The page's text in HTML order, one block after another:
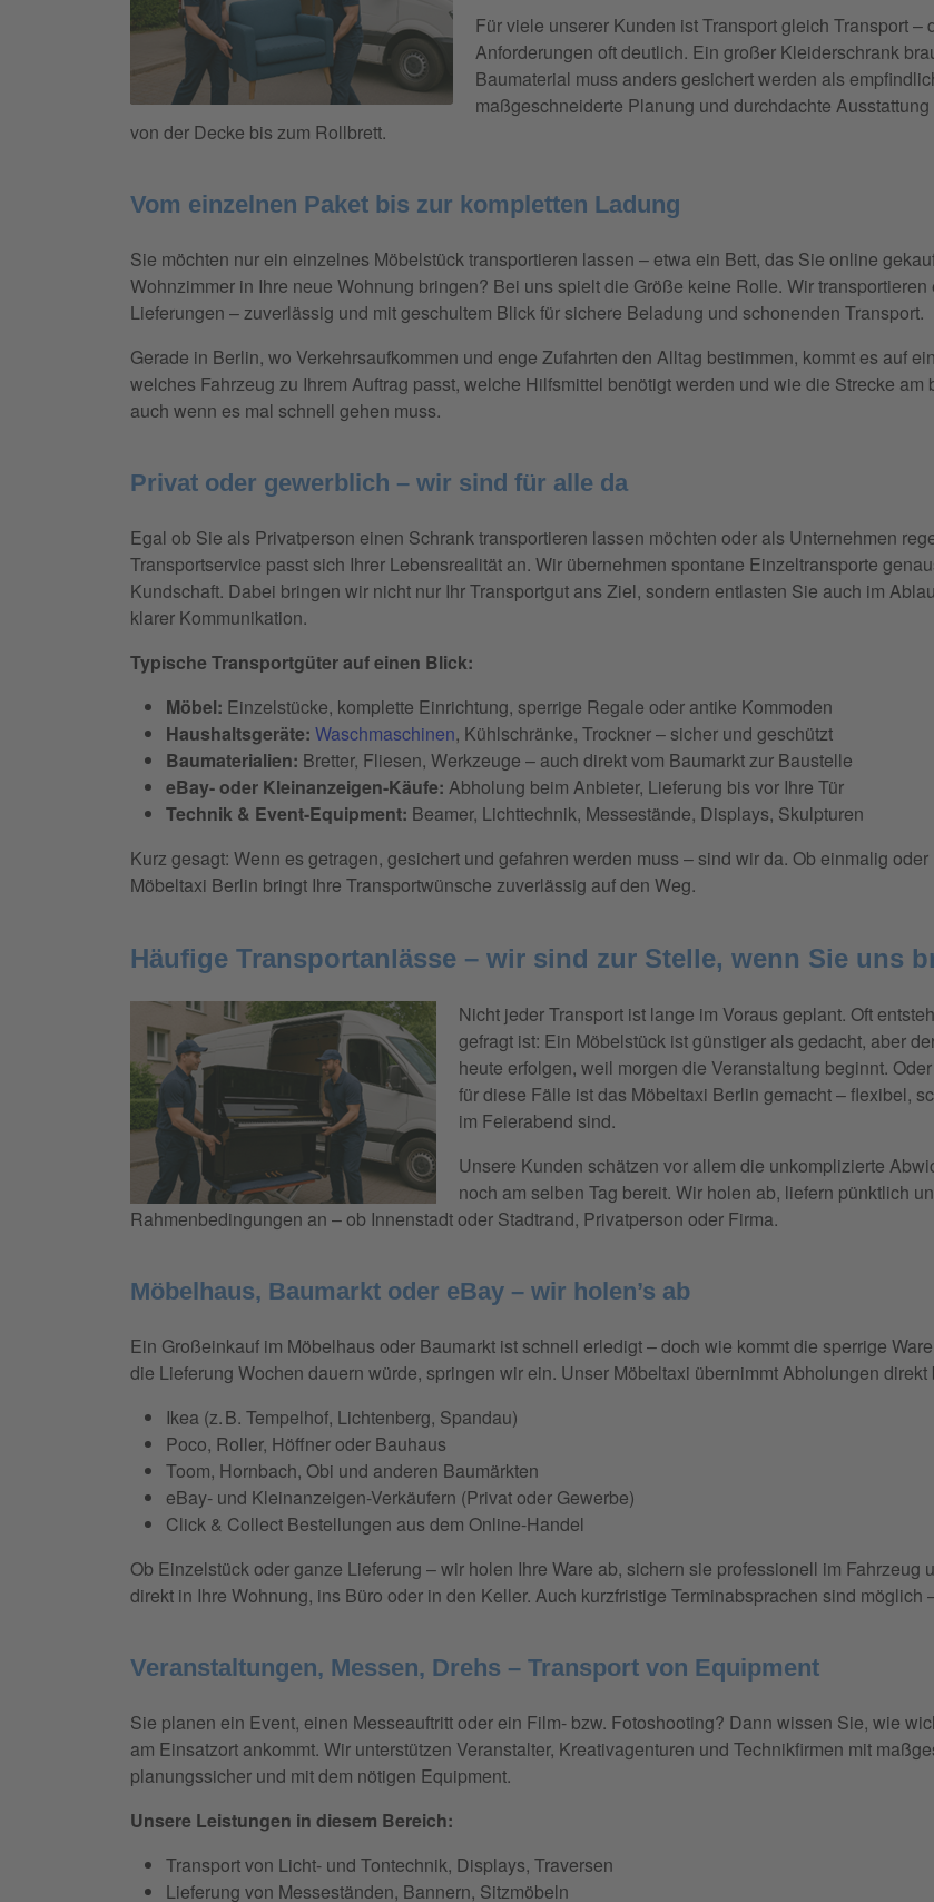
Für viele unserer Kunden ist Transport gleich Transport
Anforderungen oft deutlich. Ein großer Kleiderschrank
Baumaterial muss anders gesichert werden als
maßgeschneiderte Planung und durchdachte
von der Decke bis zum Rollbrett.
Vom einzelnen Paket bis zur kompletten Ladung
Sie möchten nur ein einzelnes Möbelstück transportieren lassen – etwa ein Bett, das Sie online
Wohnzimmer in Ihre neue Wohnung bringen? Bei uns spielt die Größe keine Rolle. Wir
Lieferungen – zuverlässig und mit geschultem Blick für sichere Beladung und schonenden Transport.
Gerade in Berlin, wo Verkehrsaufkommen und enge Zufahrten den Alltag bestimmen, kommt es auf
welches Fahrzeug zu Ihrem Auftrag passt, welche Hilfsmittel benötigt werden und wie die Strecke
auch wenn es mal schnell gehen muss.
Privat oder gewerblich – wir sind für alle da
Egal ob Sie als Privatperson einen Schrank transportieren lassen möchten oder als Unternehmen
Transportservice passt sich Ihrer Lebensrealität an. Wir übernehmen spontane Einzeltransporte
Kundschaft. Dabei bringen wir nicht nur Ihr Transportgut ans Ziel, sondern entlasten Sie auch im
klarer Kommunikation.
Typische Transportgüter auf einen Blick:
Möbel: Einzelstücke, komplette Einrichtung, sperrige Regale oder antike Kommoden
Haushaltsgeräte: Waschmaschinen, Kühlschränke, Trockner – sicher und geschützt
Baumaterialien: Bretter, Fliesen, Werkzeuge – auch direkt vom Baumarkt zur Baustelle
eBay- oder Kleinanzeigen-Käufe: Abholung beim Anbieter, Lieferung bis vor Ihre Tür
Technik & Event-Equipment: Beamer, Lichttechnik, Messestände, Displays, Skulpturen
Kurz gesagt: Wenn es getragen, gesichert und gefahren werden muss – sind wir da. Ob einmalig
Möbeltaxi Berlin bringt Ihre Transportwünsche zuverlässig auf den Weg.
Häufige Transportanlässe – wir sind zur Stelle, wenn Sie uns
Nicht jeder Transport ist lange im Voraus geplant. Oft
gefragt ist: Ein Möbelstück ist günstiger als gedacht, aber
heute erfolgen, weil morgen die Veranstaltung beginnt.
für diese Fälle ist das Möbeltaxi Berlin gemacht – flexibel,
im Feierabend sind.
Unsere Kunden schätzen vor allem die unkomplizierte
noch am selben Tag bereit. Wir holen ab, liefern pünktlich
Rahmenbedingungen an – ob Innenstadt oder Stadtrand, Privatperson oder Firma.
Möbelhaus, Baumarkt oder eBay – wir holen’s ab
Ein Großeinkauf im Möbelhaus oder Baumarkt ist schnell erledigt – doch wie kommt die sperrige
die Lieferung Wochen dauern würde, springen wir ein. Unser Möbeltaxi übernimmt Abholungen direkt
Ikea (z. B. Tempelhof, Lichtenberg, Spandau)
Poco, Roller, Höffner oder Bauhaus
Toom, Hornbach, Obi und anderen Baumärkten
eBay- und Kleinanzeigen-Verkäufern (Privat oder Gewerbe)
Click & Collect Bestellungen aus dem Online-Handel
Ob Einzelstück oder ganze Lieferung – wir holen Ihre Ware ab, sichern sie professionell im
direkt in Ihre Wohnung, ins Büro oder in den Keller. Auch kurzfristige Terminabsprachen sind möglich
Veranstaltungen, Messen, Drehs – Transport von Equipment
Sie planen ein Event, einen Messeauftritt oder ein Film- bzw. Fotoshooting? Dann wissen Sie, wie
am Einsatzort ankommt. Wir unterstützen Veranstalter, Kreativagenturen und Technikfirmen mit
planungssicher und mit dem nötigen Equipment.
Unsere Leistungen in diesem Bereich:
Transport von Licht- und Tontechnik, Displays, Traversen
Lieferung von Messeständen, Bannern, Sitzmöbeln